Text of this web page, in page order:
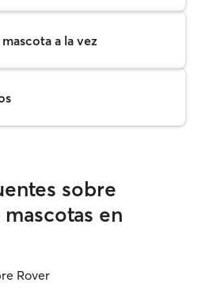
a la vez
sobre
en
Rover